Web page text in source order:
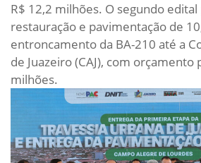
R$ 12,2 milhões. O segundo
restauração e pavimentação de
entroncamento da BA-210 até a
de Juazeiro (CAJ), com orçamento
milhões.